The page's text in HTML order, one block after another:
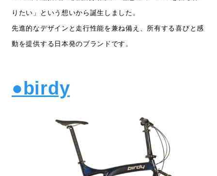
りたい」という想いから誕生しました。
先進的なデザインと走行性能を兼ね備え、所有する喜びと感
動を提供する日本発のブランドです。
●birdy